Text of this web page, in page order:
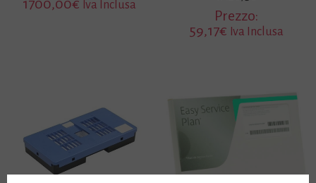
1700,00€ Iva Inclusa
Prezzo:
59,17€ Iva Inclusa